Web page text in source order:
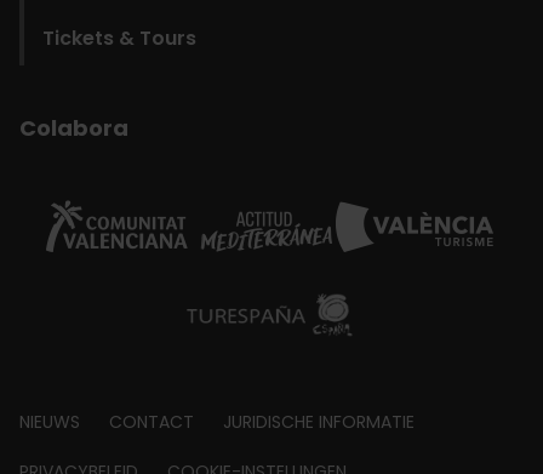
Tickets & Tours
Colabora
Footer
NIEUWS CONTACT JURIDISCHE INFORMATIE